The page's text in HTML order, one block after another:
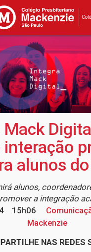
Mack
alunos do
alunos,
a integração
15h06
Mackenzie
NAS REDES